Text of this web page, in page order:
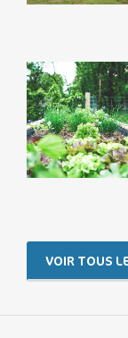
VOIR TOUS